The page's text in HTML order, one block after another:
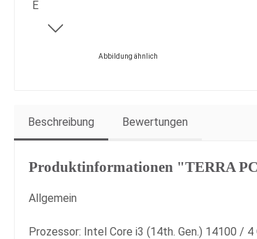
Abbildung ähnlich
Beschreibung Bewertungen
Produktinformationen "TERRA
Allgemein
Prozessor: Intel Core i3 (14th. Gen.) 14100 /